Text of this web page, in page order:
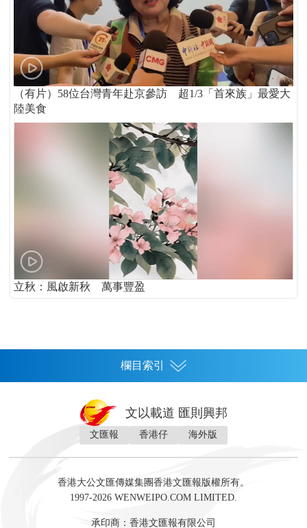
（有片）58位台灣青年赴京參訪 超1/3「首來族」最愛大
陸美食
立秋：風啟新秋 萬事豐盈
欄目索引
灣區人
財經 地產 投資 財評 數字經濟
訪談 直播 經湋論
文以載道 匯則興邦
文匯報 香港仔 海外版
香港大公文匯傳媒集團香港文匯報版權所有。
1997-2026 WENWEIPO.COM LIMITED.
承印商：香港文匯報有限公司